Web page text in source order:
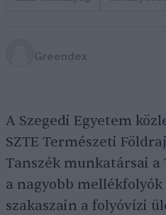
Greendex
A Szegedi Egyetem
SZTE Természeti
Tanszék munkatársai a
a nagyobb
szakaszain a folyóvízi